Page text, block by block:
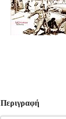
Περιγραφή